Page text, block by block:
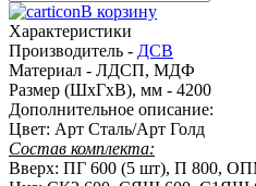
В корзину
Характеристики
Производитель - ДСВ
Материал - ЛДСП, МДФ
Размер (ШхГхВ), мм - 4200
Дополнительное описание:
Цвет: Арт Сталь/Арт Голд
Состав комплекта:
Вверх: ПГ 600 (5 шт), П 800,